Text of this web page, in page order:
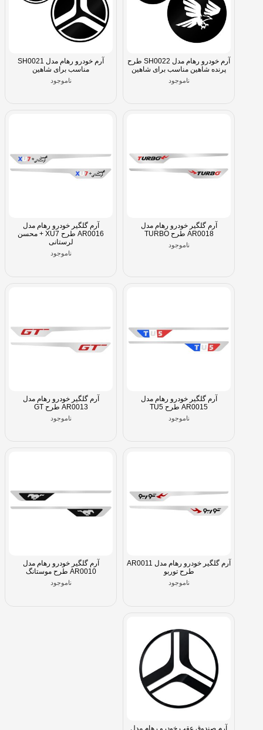
آرم خودرو رهام مدل SH0022 طرح
پرنده شاهین مناسب برای شاهین
ناموجود
آرم خودرو رهام مدل SH0021
مناسب برای شاهین
ناموجود
آرم گلگیر خودرو رهام مدل
AR0018 طرح TURBO
ناموجود
آرم گلگیر خودرو رهام مدل
AR0016 طرح XU7 + محسن
لرستانی
ناموجود
آرم گلگیر خودرو رهام مدل
AR0015 طرح TU5
ناموجود
آرم گلگیر خودرو رهام مدل
AR0013 طرح GT
ناموجود
آرم گلگیر خودرو رهام مدل AR0011
طرح توربو
ناموجود
آرم گلگیر خودرو رهام مدل
AR0010 طرح موستانگ
ناموجود
آرم صندوق عقب خودرو رهام مدل